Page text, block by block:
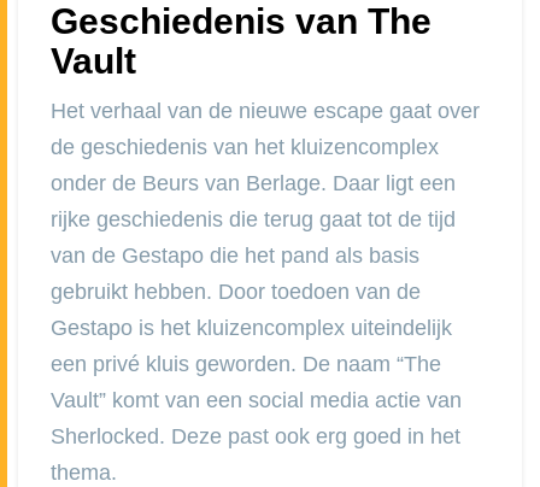
Geschiedenis van The
Vault
Het verhaal van de nieuwe escape gaat over
de geschiedenis van het kluizencomplex
onder de Beurs van Berlage. Daar ligt een
rijke geschiedenis die terug gaat tot de tijd
van de Gestapo die het pand als basis
gebruikt hebben. Door toedoen van de
Gestapo is het kluizencomplex uiteindelijk
een privé kluis geworden. De naam “The
Vault” komt van een social media actie van
Sherlocked. Deze past ook erg goed in het
thema.